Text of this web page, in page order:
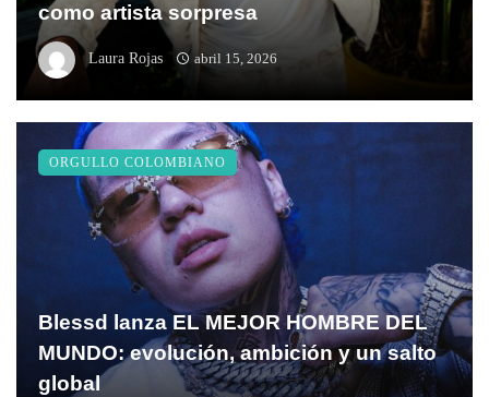
como artista sorpresa
Laura Rojas abril 15, 2026
Blessd lanza EL MEJOR HOMBRE DEL
MUNDO: evolución, ambición y un salto
global
ORGULLO COLOMBIANO